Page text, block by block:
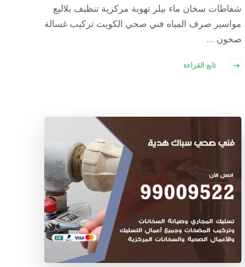
شفاطات سخان ماء بيلر تهوية مركزية تنظيف بلاليع
مواسير صرف المياه فني صحي الكويت تركيب غسالة
صحون …
تابع القراءة